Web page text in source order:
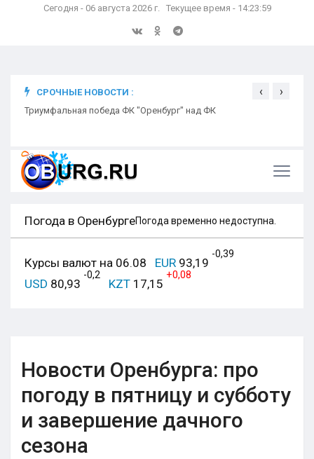
Сегодня - 06 августа 2026 г. Текущее время - 14:24:00
СРОЧНЫЕ НОВОСТИ :
Триумфальная победа ФК "Оренбург" над ФК
‹ ›
Погода в ОренбургеПогода временно недоступна.
Курсы валют на 06.08 EUR 93,19
-0,39
USD 80,93
-0,2
KZT 17,15
+0,08
Новости Оренбурга: про
погоду в пятницу и субботу
и завершение дачного
сезона